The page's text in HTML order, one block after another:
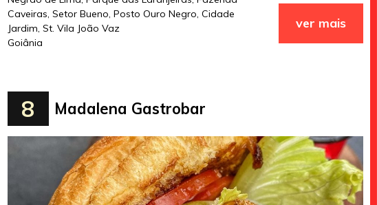
Caveiras, Setor Bueno, Posto Ouro Negro, Cidade
Jardim, St. Vila João Vaz
Goiânia
ver mais
8 Madalena Gastrobar